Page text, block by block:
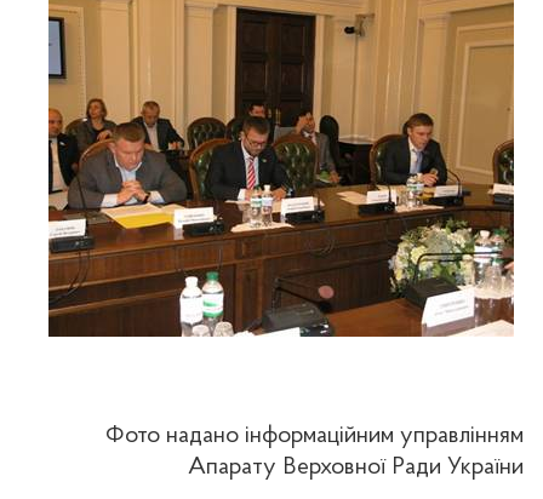
Фото надано інформаційним управлінням
Апарату Верховної Ради України